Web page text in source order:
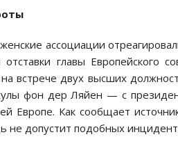
ассоциации
главы Европейского
встрече двух высших
фон дер Ляйен — с
Европе. Как сообщает
не допустит подобных